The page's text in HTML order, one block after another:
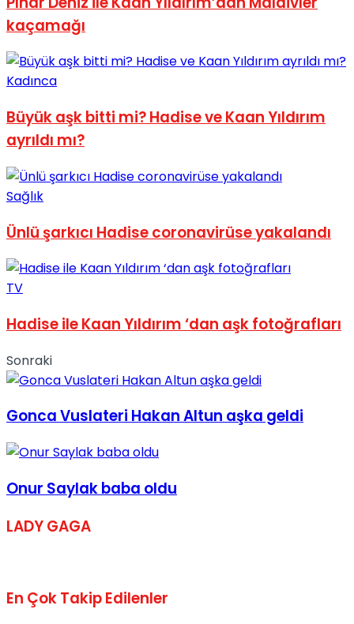
No Result
View All Result
kaçamağı
Kadınca
Büyük aşk bitti mi? Hadise ve Kaan Yıldırım
ayrıldı mı?
Sağlık
Ünlü şarkıcı Hadise coronavirüse yakalandı
TV
Hadise ile Kaan Yıldırım ‘dan aşk fotoğrafları
Sonraki
Gonca Vuslateri Hakan Altun aşka geldi
Onur Saylak baba oldu
LADY GAGA
En Çok Takip Edilenler